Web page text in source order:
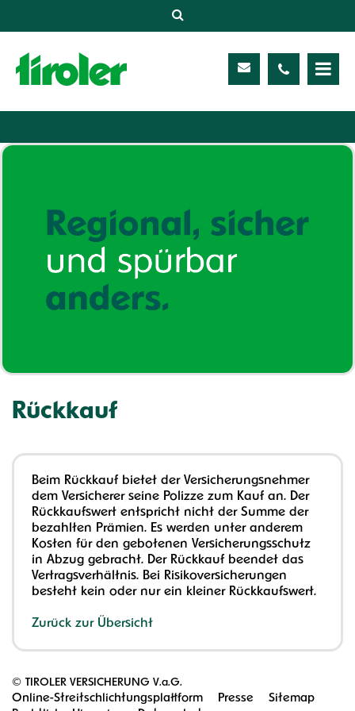
Service
Meine TIROLER
Karriere
Rückkauf
Beim Rückkauf bietet der Versicherungsnehmer
dem Versicherer seine Polizze zum Kauf an. Der
Rückkaufswert entspricht nicht der Summe der
bezahlten Prämien. Es werden unter anderem
Kosten für den gebotenen Versicherungsschutz
in Abzug gebracht. Der Rückkauf beendet das
Vertragsverhältnis. Bei Risikoversicherungen
besteht kein oder nur ein kleiner Rückkaufswert.
Zurück zur Übersicht
© TIROLER VERSICHERUNG V.a.G.
Online-Streitschlichtungsplattform
Presse
Sitemap